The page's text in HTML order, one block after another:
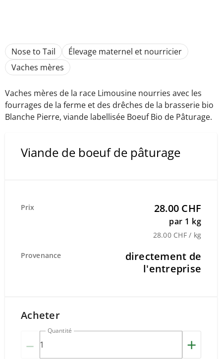
Nose to Tail
Élevage maternel et nourricier
Vaches mères
Vaches mères de la race Limousine nourries avec les
fourrages de la ferme et des drêches de la brasserie bio
Blanche Pierre, viande labellisée Boeuf Bio de Pâturage.
Viande de boeuf de pâturage
Prix 28.00 CHF
par 1 kg
28.00 CHF / kg
Provenance
directement de
l'entreprise
Acheter
–
Quantité
+